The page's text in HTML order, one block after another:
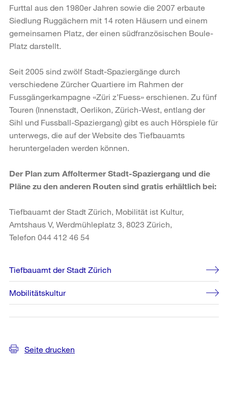
Furttal aus den 1980er Jahren sowie die 2007 erbaute
Siedlung Ruggächern mit 14 roten Häusern und einem
gemeinsamen Platz, der einen südfranzösischen Boule-
Platz darstellt.
Seit 2005 sind zwölf Stadt-Spaziergänge durch
verschiedene Zürcher Quartiere im Rahmen der
Fussgängerkampagne «Züri z’Fuess» erschienen. Zu fünf
Touren (Innenstadt, Oerlikon, Zürich-West, entlang der
Sihl und Fussball-Spaziergang) gibt es auch Hörspiele für
unterwegs, die auf der Website des Tiefbauamts
heruntergeladen werden können.
Der Plan zum Affoltermer Stadt-Spaziergang und die
Pläne zu den anderen Routen sind gratis erhältlich bei:
Tiefbauamt der Stadt Zürich, Mobilität ist Kultur,
Amtshaus V, Werdmühleplatz 3, 8023 Zürich,
Telefon 044 412 46 54
Weitere
Informationen
Tiefbauamt der Stadt Zürich
Mobilitätskultur
Seite drucken